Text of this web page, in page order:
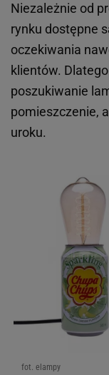
Niezależnie od
rynku dostępne
oczekiwania
klientów.
poszukiwanie
pomieszczenie,
uroku.
fot. elampy